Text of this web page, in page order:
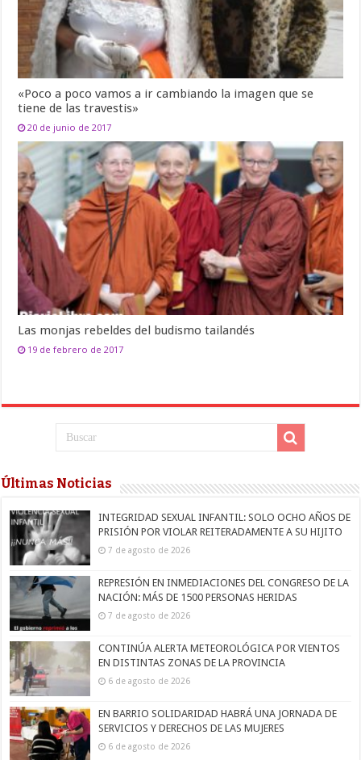
«Poco a poco vamos a ir cambiando la imagen que se
tiene de las travestis»
20 de junio de 2017
Las monjas rebeldes del budismo tailandés
19 de febrero de 2017
Últimas Noticias
INTEGRIDAD SEXUAL INFANTIL: SOLO OCHO AÑOS DE
PRISIÓN POR VIOLAR REITERADAMENTE A SU HIJITO
7 de agosto de 2026
REPRESIÓN EN INMEDIACIONES DEL CONGRESO DE LA
NACIÓN: MÁS DE 1500 PERSONAS HERIDAS
7 de agosto de 2026
CONTINÚA ALERTA METEOROLÓGICA POR VIENTOS
EN DISTINTAS ZONAS DE LA PROVINCIA
6 de agosto de 2026
EN BARRIO SOLIDARIDAD HABRÁ UNA JORNADA DE
SERVICIOS Y DERECHOS DE LAS MUJERES
6 de agosto de 2026